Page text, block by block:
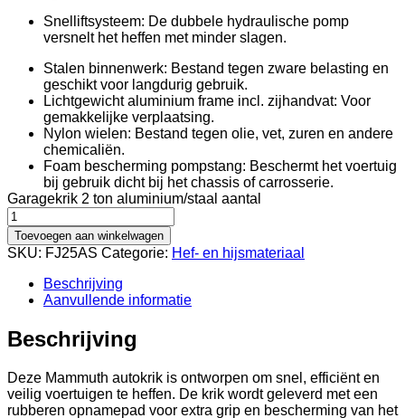
Snelliftsysteem: De dubbele hydraulische pomp
versnelt het heffen met minder slagen.
Stalen binnenwerk: Bestand tegen zware belasting en
geschikt voor langdurig gebruik.
Lichtgewicht aluminium frame incl. zijhandvat: Voor
gemakkelijke verplaatsing.
Nylon wielen: Bestand tegen olie, vet, zuren en andere
chemicaliën.
Foam bescherming pompstang: Beschermt het voertuig
bij gebruik dicht bij het chassis of carrosserie.
Garagekrik 2 ton aluminium/staal aantal
Toevoegen aan winkelwagen
SKU: FJ25AS Categorie: Hef- en hijsmateriaal
Beschrijving
Aanvullende informatie
Beschrijving
Deze Mammuth autokrik is ontworpen om snel, efficiënt en
veilig voertuigen te heffen. De krik wordt geleverd met een
rubberen opnamepad voor extra grip en bescherming van het